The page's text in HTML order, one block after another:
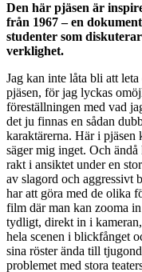
Den här pjäsen är
från 1967 – en
studenter som
verklighet.
Jag kan inte låta bli att
pjäsen, för jag lyckas
föreställningen med vad
det ju finnas en sådan
karaktärerna. Här i pjäsen
säger mig inget. Och
rakt i ansiktet under en
av slagord och aggressivt
har att göra med de olika
film där man kan zooma
tydligt, direkt in i
hela scenen i blickfånget
sina röster ända till
problemet med stora